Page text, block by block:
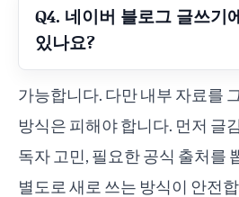
Q4. 네이버 블로그 글쓰기
있나요?
가능합니다. 다만 내부 자료를
방식은 피해야 합니다. 먼저 글
독자 고민, 필요한 공식 출처를
별도로 새로 쓰는 방식이 안전